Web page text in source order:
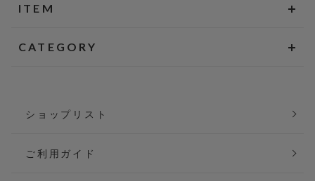
ITEM
CATEGORY
ショップリスト
ご利用ガイド